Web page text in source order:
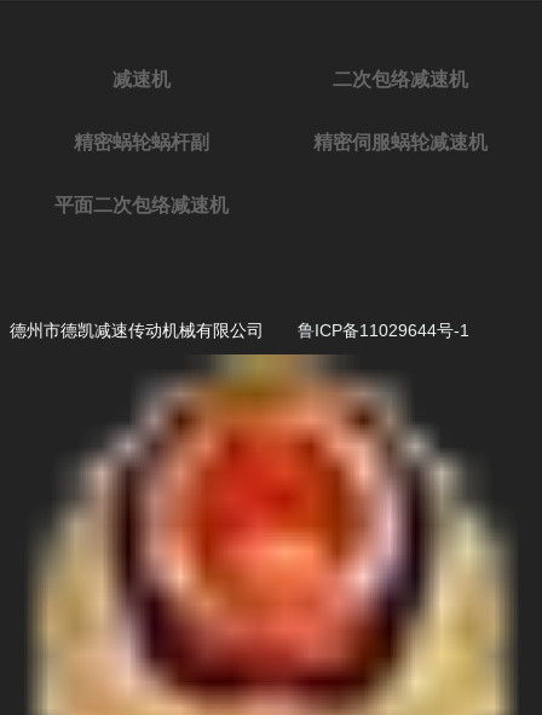
减速机 二次包络减速机
精密蜗轮蜗杆副 精密伺服蜗轮减速机
平面二次包络减速机
德州市德凯减速传动机械有限公司 鲁ICP备11029644号-1